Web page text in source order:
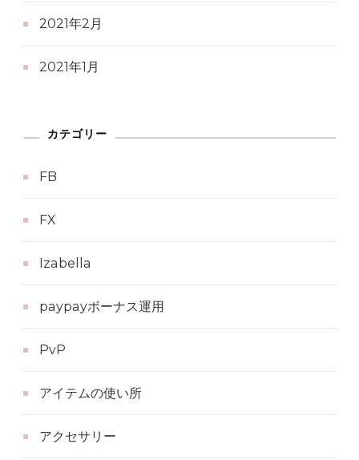
2021年2月
2021年1月
カテゴリー
FB
FX
Izabella
paypayボーナス運用
PvP
アイテムの使い所
アクセサリー